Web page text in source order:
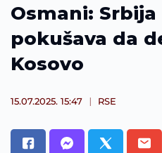
t
Osmani:
pokušava da
Kosovo
15.07.2025. 15:47 RSE